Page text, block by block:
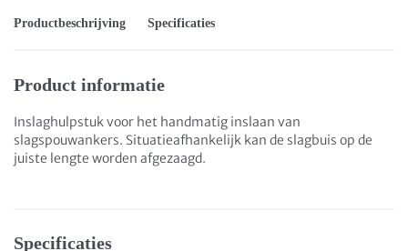
Productbeschrijving Specificaties
Product informatie
Inslaghulpstuk voor het handmatig inslaan van
slagspouwankers. Situatieafhankelijk kan de slagbuis op de
juiste lengte worden afgezaagd.
Specificaties